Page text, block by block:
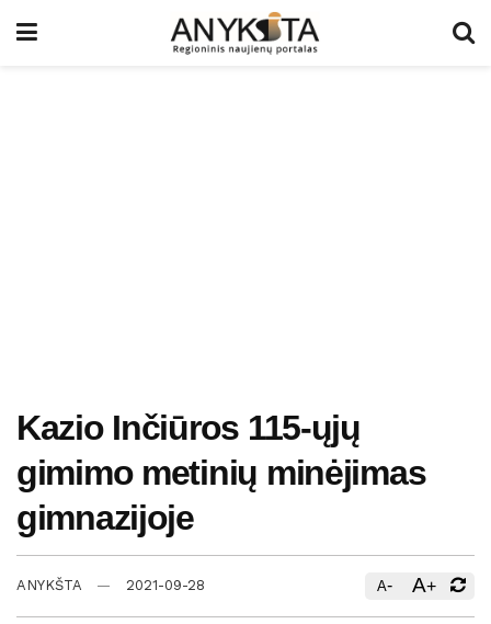
Kazio Inčiūros 115-ųjų
gimimo metinių minėjimas
gimnazijoje
ANYKŠTA 2021-09-28 A- A+